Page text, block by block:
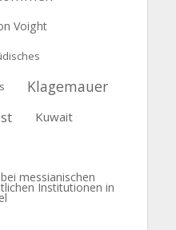
Voight
Klagemauer
Kuwait
messianischen
Institutionen in